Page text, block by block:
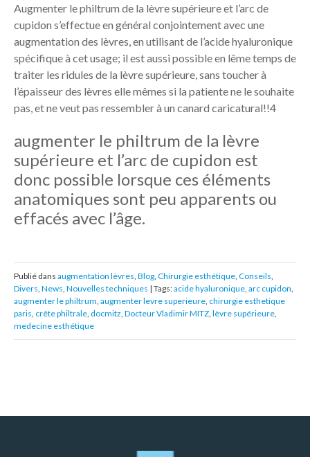
Augmenter le philtrum de la lèvre supérieure et l’arc de
cupidon s’effectue en général conjointement avec une
augmentation des lèvres, en utilisant de l’acide hyaluronique
spécifique à cet usage; il est aussi possible en lême temps de
traiter les ridules de la lèvre supérieure, sans toucher à
l’épaisseur des lèvres elle mêmes si la patiente ne le souhaite
pas, et ne veut pas ressembler à un canard caricatural!!4
augmenter le philtrum de la lèvre
supérieure et l’arc de cupidon est
donc possible lorsque ces éléments
anatomiques sont peu apparents ou
effacés avec l’âge.
Publié dans augmentation lèvres, Blog, Chirurgie esthétique, Conseils,
Divers, News, Nouvelles techniques | Tags:acide hyaluronique, arc cupidon,
augmenter le philtrum, augmenter levre superieure, chirurgie esthetique
paris, crête philtrale, docmitz, Docteur Vladimir MITZ, lèvre supérieure,
medecine esthétique